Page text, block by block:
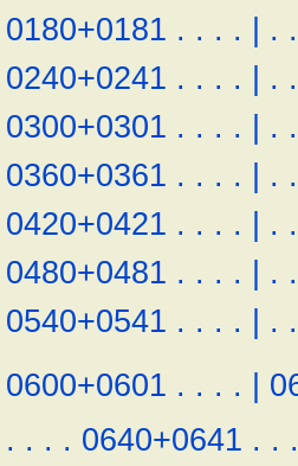
0180+0181 . . . . | . .
0240+0241 . . . . | . .
0300+0301 . . . . | . .
0360+0361 . . . . | . .
0420+0421 . . . . | . .
0480+0481 . . . . | . .
0540+0541 . . . . | . .
0600+0601 . . . . |
. . . . 0640+0641 . . .